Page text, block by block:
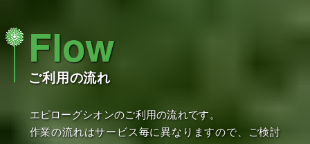
Flow
ご利用の流れ
エピローグシオンのご利用の流れです。
作業の流れはサービス毎に異なりますので、ご検討